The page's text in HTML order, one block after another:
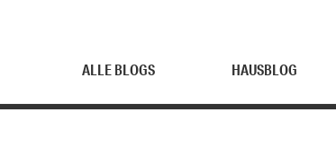
ALLE BLOGS HAUSBLOG